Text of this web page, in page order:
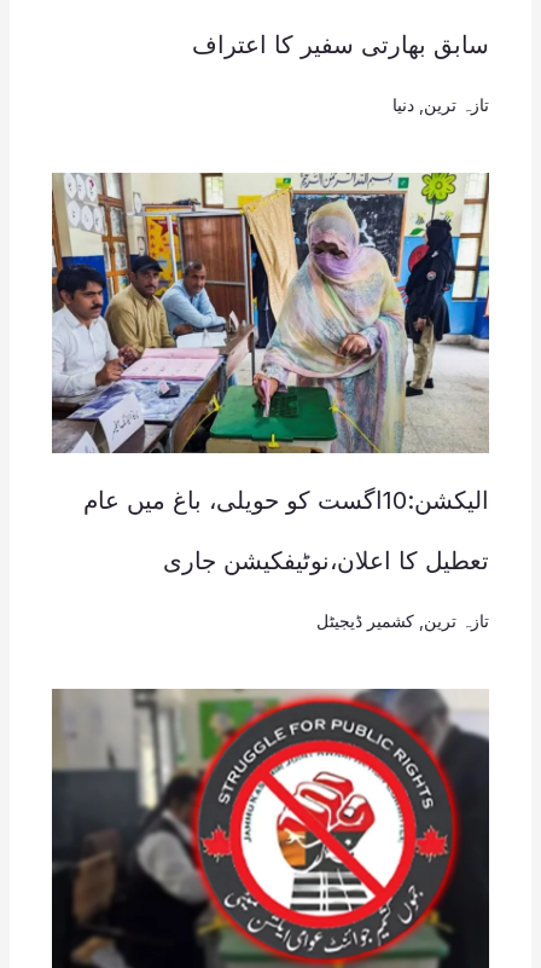
سابق بھارتی سفیر کا اعتراف
تازہ ترین دنیا
الیکشن:10اگست کو حویلی، باغ میں عام
تعطیل کا اعلان،نوٹیفکیشن جاری
تازہ ترین کشمیر ڈیجیٹل